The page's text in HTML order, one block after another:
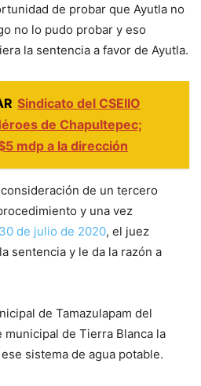
de probar que Ayutla no
no lo pudo probar y eso
la sentencia a favor de Ayutla.
Sindicato del CSEIIO
de Chapultepec;
mdp a la dirección
de un tercero
y una vez
30 de julio de 2020, el juez
sentencia y le da la razón a
de Tamazulapam del
municipal de Tierra Blanca la
sistema de agua potable.